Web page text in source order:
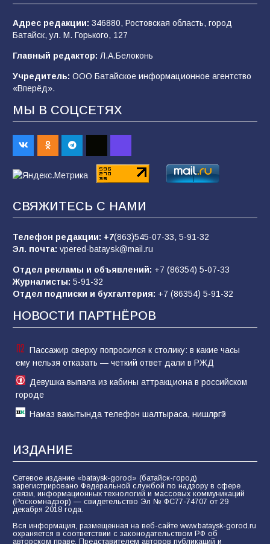
«Мобилизация или набор?» Что на самом
деле происходит в армии России в августе
2026 года
101 03.08.2026
В Батайске продолжаются дорожные работы
98 04.08.2026
заявления о мобилизации — это
пропагандистский вброс
«Слухами Москву не возьмёшь»: почему
заявления Киева о мобилизации — это
отчаяние, а не разведка
81 02.08.2026
Адрес редакции: 346880, Ростовская область, город
Батайск, ул. М. Горького, 127
Главный редактор: Л.А.Белоконь
Учредитель: ООО Батайское информационное агентство
«Вперёд».
МЫ В СОЦСЕТЯХ
СВЯЖИТЕСЬ С НАМИ
Телефон редакции: +7(863)545-07-33, 5-91-32
Эл. почта: vpered-bataysk@mail.ru
Отдел рекламы и объявлений: +7 (86354) 5-07-33
Журналисты: 5-91-32
Отдел подписки и бухгалтерия: +7 (86354) 5-91-32
НОВОСТИ ПАРТНЁРОВ
Пассажир сверху попросился к столику: в какие часы
ему нельзя отказать — четкий ответ дали в РЖД
Девушка выпала из кабины аттракциона в российском
городе
Намаз вакытында телефон шалтыраса, нишләргә?
ИЗДАНИЕ
Сетевое издание «bataysk-gorod» (батайск-город)
зарегистрировано Федеральной службой по надзору в сфере
связи, информационных технологий и массовых коммуникаций
(Роскомнадзор) — свидетельство Эл № ФС77-74707 от 29
декабря 2018 года.
Вся информация, размещенная на веб-сайте www.bataysk-gorod.ru
охраняется в соответствии с законодательством РФ об
авторском праве. Представителем авторов публикаций и